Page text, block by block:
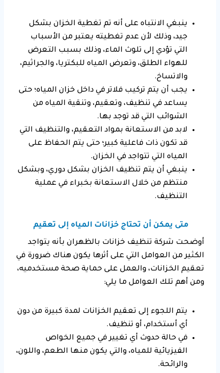
ينبغي الانتباه على أنه تم تغطية الخزان بشكل
جيد، وذلك لأن عدم تغطيته يعتبر من الأسباب
التي تؤدي إلى تلوث الماء، وذلك بسبب التعرض
للهواء الطلق، وتعرض المياه للبكتريا، والجراثيم،
والاتساخ.
يجب أن يتم تركيب فلاتر في داخل خزان المياه؛ حتى
يساعد في تنظيف، وتعقيم، وتنقية المياه من
الشوائب التي قد توجد بها.
لابد من الاستعانة بمواد التعقيم، والتنظيف التي
قد تكون ذات فاعلية كبير؛ حتى يتم الحفاظ على
المياه التي تتواجد في الخزان.
ينبغي أن يتم تنظيف الخزان بشكل دوري، وبشكل
منتظم من خلال الاستعانة بخبراء في عملية
التنظيف.
متى يمكن أن تحتاج خزانات المياه إلى تعقيم
أوضحت شركة تنظيف خزانات بالظهران بأنه يتواجد
الكثير من العوامل التي على أثرها يكون هناك ضرورة في
تعقيم الخزانات، والعمل على حماية صحة مستخدميه،
ومن أهم تلك العوامل ما يلي:
يتم اللجوء إلى تعقيم الخزانات لمدة كبيرة من دون
أي أستخدام، أو تنظيف.
في حالة حدوث أي تغيير في جميع الخواص
الفيزيائية للمياه، والتي يكون منها الطعم، واللون،
والرائحة.